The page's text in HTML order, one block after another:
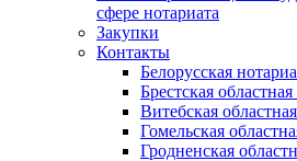
сфере нотариата
Закупки
Контакты
Белорусская
Брестская
Витебская
Гомельская
Гродненская